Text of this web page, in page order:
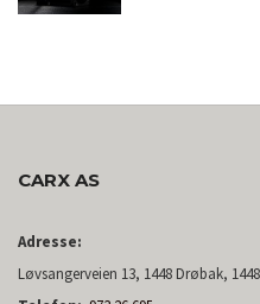
CARX AS
Adresse:
Løvsangerveien 13, 1448 Drøbak,